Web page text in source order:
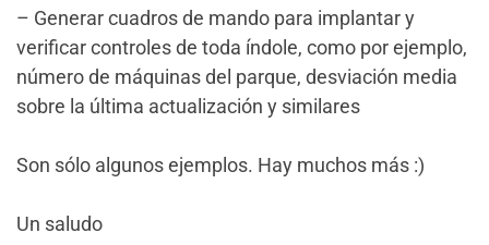
– Generar cuadros de mando para implantar y
verificar controles de toda índole, como por ejemplo,
número de máquinas del parque, desviación media
sobre la última actualización y similares
Son sólo algunos ejemplos. Hay muchos más :)
Un saludo